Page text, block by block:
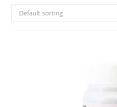
Default sorting